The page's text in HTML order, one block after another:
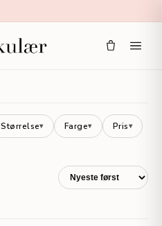
Størrelse▾ Farge▾ Pris▾